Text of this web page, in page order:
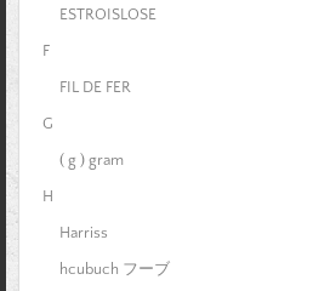
ESTROISLOSE
F
FIL DE FER
G
( g ) gram
H
Harriss
hcubuch フーブ